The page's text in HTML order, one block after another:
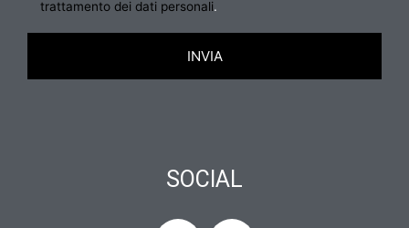
trattamento dei dati personali.
SOCIAL